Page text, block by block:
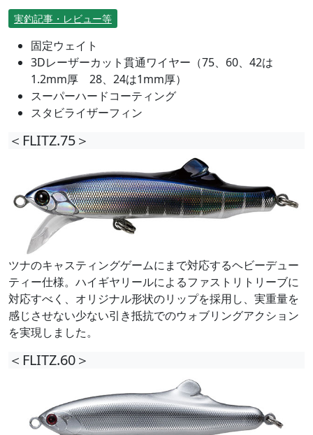
実釣記事・レビュー等
固定ウェイト
3Dレーザーカット貫通ワイヤー（75、60、42は
1.2mm厚 28、24は1mm厚）
スーパーハードコーティング
スタビライザーフィン
＜FLITZ.75＞
ツナのキャスティングゲームにまで対応するヘビーデュー
ティー仕様。ハイギヤリールによるファストリトリーブに
対応すべく、オリジナル形状のリップを採用し、実重量を
感じさせない少ない引き抵抗でのウォブリングアクション
を実現しました。
＜FLITZ.60＞